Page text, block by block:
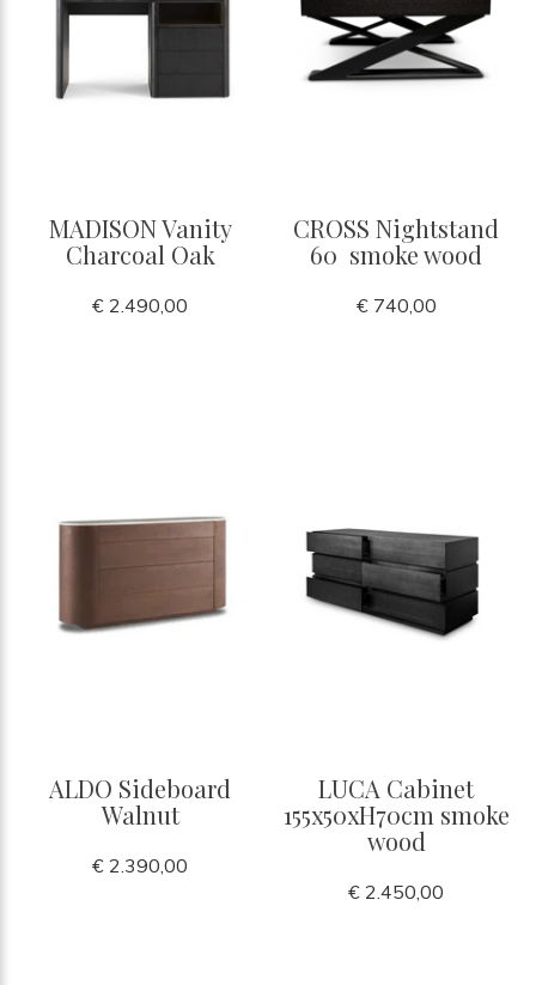
MADISON Vanity
Charcoal Oak
€ 2.490,00
CROSS Nightstand
60 smoke wood
€ 740,00
ALDO Sideboard
Walnut
€ 2.390,00
LUCA Cabinet
155x50xH70cm smoke
wood
€ 2.450,00